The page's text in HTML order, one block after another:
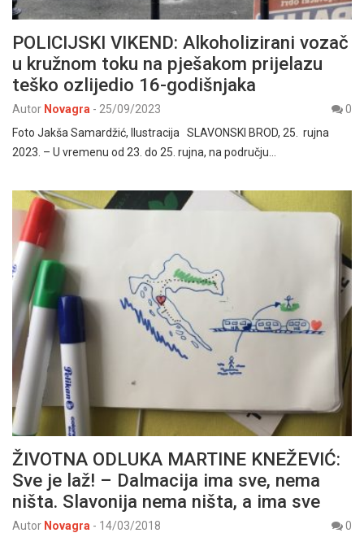
POLICIJSKI VIKEND: Alkoholizirani vozač
u kružnom toku na pješakom prijelazu
teško ozlijedio 16-godišnjaka
Autor Novagra - 25/09/2023
0
Foto Jakša Samardžić, Ilustracija SLAVONSKI BROD, 25. rujna
2023. – U vremenu od 23. do 25. rujna, na području…
ŽIVOTNA ODLUKA MARTINE KNEŽEVIĆ:
Sve je laž! – Dalmacija ima sve, nema
ništa. Slavonija nema ništa, a ima sve
Autor Novagra - 14/03/2018
0